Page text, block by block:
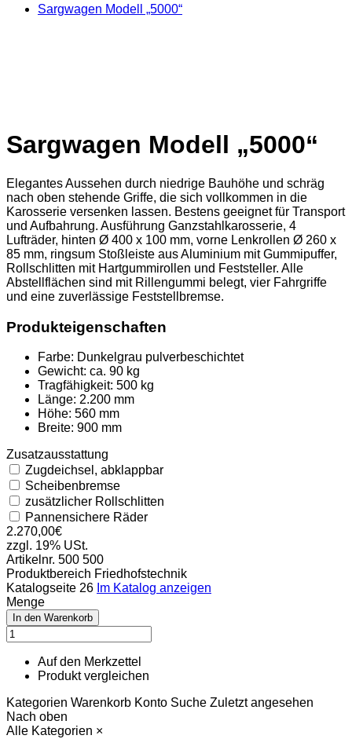
Sargwagen Modell „5000“
Sargwagen Modell „5000“
Elegantes Aussehen durch niedrige Bauhöhe und schräg
nach oben stehende Griffe, die sich vollkommen in die
Karosserie versenken lassen. Bestens geeignet für Transport
und Aufbahrung. Ausführung Ganzstahlkarosserie, 4
Lufträder, hinten Ø 400 x 100 mm, vorne Lenkrollen Ø 260 x
85 mm, ringsum Stoßleiste aus Aluminium mit Gummipuffer,
Rollschlitten mit Hartgummirollen und Feststeller. Alle
Abstellflächen sind mit Rillengummi belegt, vier Fahrgriffe
und eine zuverlässige Feststellbremse.
Produkteigenschaften
Farbe: Dunkelgrau pulverbeschichtet
Gewicht: ca. 90 kg
Tragfähigkeit: 500 kg
Länge: 2.200 mm
Höhe: 560 mm
Breite: 900 mm
Zusatzausstattung
Zugdeichsel, abklappbar
Scheibenbremse
zusätzlicher Rollschlitten
Pannensichere Räder
2.270,00€
zzgl. 19% USt.
Artikelnr. 500 500
Produktbereich Friedhofstechnik
Katalogseite 26 Im Katalog anzeigen
Menge
Auf den Merkzettel
Produkt vergleichen
Kategorien Warenkorb Konto Suche Zuletzt angesehen
Nach oben
Alle Kategorien ×